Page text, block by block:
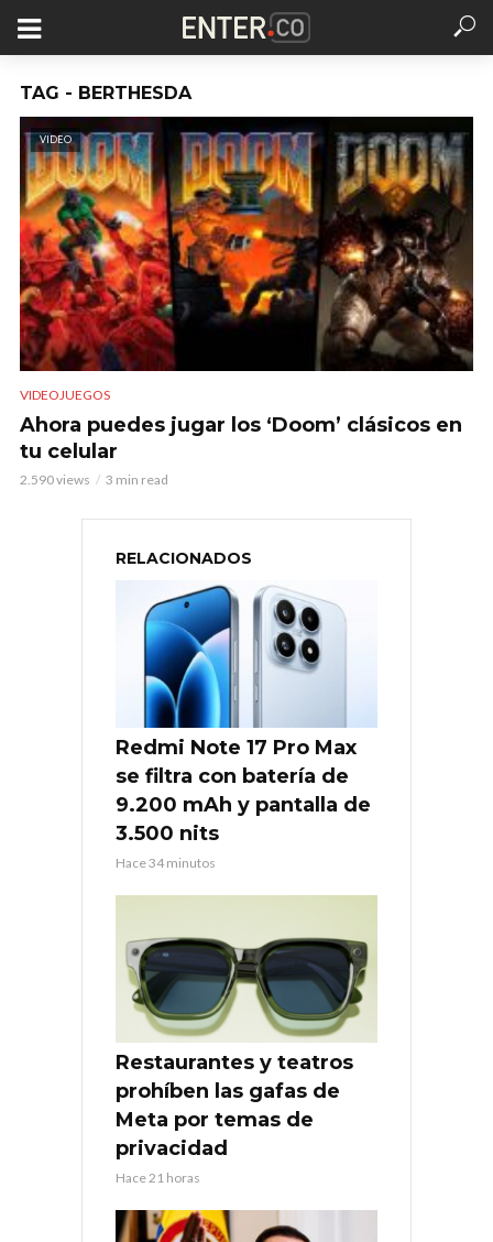
TAG - BERTHESDA
VIDEO
VIDEOJUEGOS
Ahora puedes jugar los ‘Doom’ clásicos en
tu celular
2.590 views 3 min read
RELACIONADOS
Redmi Note 17 Pro Max
se filtra con batería de
9.200 mAh y pantalla de
3.500 nits
Hace 34 minutos
Restaurantes y teatros
prohíben las gafas de
Meta por temas de
privacidad
Hace 21 horas